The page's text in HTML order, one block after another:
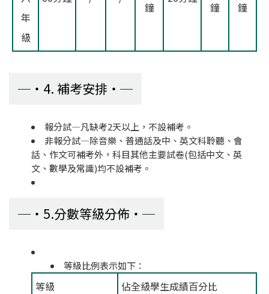
年
級
鐘
鐘
鐘
4. 補考安排
報分試—凡缺考2天以上，不設補考。
非報分試—除音樂、普通話及中、英文科聆聽、會
話、作文可補考外，科目其他主要試卷(包括中文、英
文、數學及常識)均不設補考。
5.分數等級分佈
等級比例表示如下：
等級 佔全級學生成績百分比